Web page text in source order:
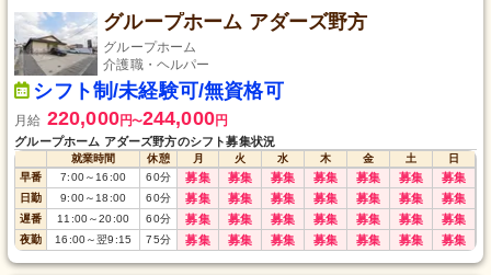
グループホーム アダーズ野方
グループホーム
介護職・ヘルパー
シフト制/未経験可/無資格可
月給 220,000円〜244,000円
グループホーム アダーズ野方のシフト募集状況
就業時間 休憩 月 火 水 木 金 土
日
早番
7:00～ 16:00 60分 募集 募集 募集 募集 募集 募集 募集
日勤 9:00～ 18:00 60分 募集 募集 募集 募集 募集 募集 募集
遅番 11:00～20:00 60分 募集 募集 募集 募集 募集 募集 募集
夜勤 16:00～翌9:15 75分 募集 募集 募集 募集 募集 募集 募集